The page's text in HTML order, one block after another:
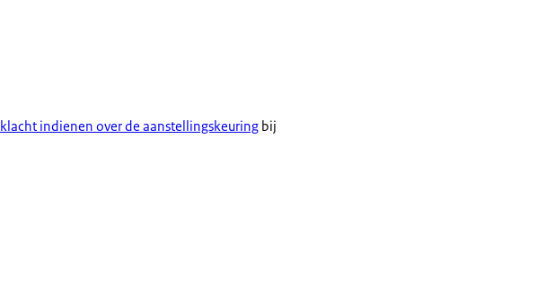
klacht indienen over de aanstellingskeuring bij